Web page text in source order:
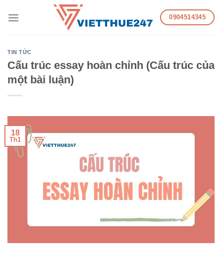
0904514345
TIN TỨC
Cấu trúc essay hoàn chỉnh (Cấu trúc của
một bài luận)
18
Th1